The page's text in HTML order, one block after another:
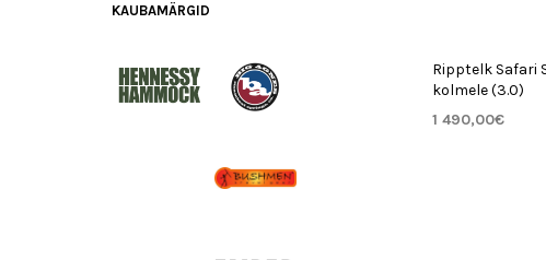
KAUBAMÄRGID
Ripptelk Safari
kolmele (3.0)
1 490,00€